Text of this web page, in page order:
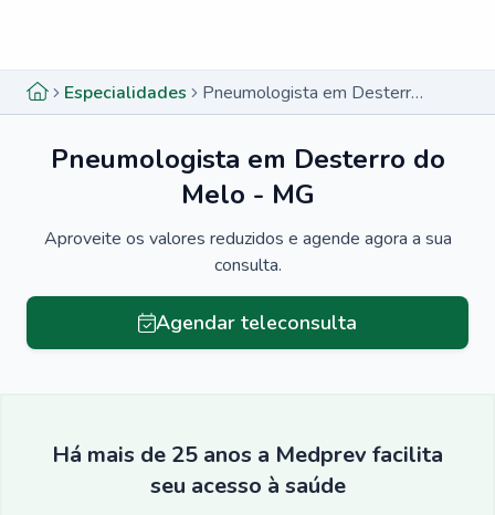
Especialidades Pneumologista em Desterro do Melo - MG
Pneumologista em Desterro do
Melo - MG
Aproveite os valores reduzidos e agende agora a sua
consulta.
Agendar teleconsulta
Há mais de 25 anos a Medprev facilita
seu acesso à saúde